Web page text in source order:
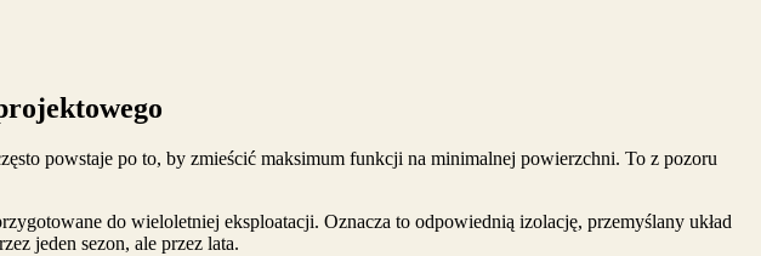
powstaje po to, by zmieścić maksimum funkcji na minimalnej powierzchni. To z pozoru
do wieloletniej eksploatacji. Oznacza to odpowiednią izolację, przemyślany układ
jeden sezon, ale przez lata.